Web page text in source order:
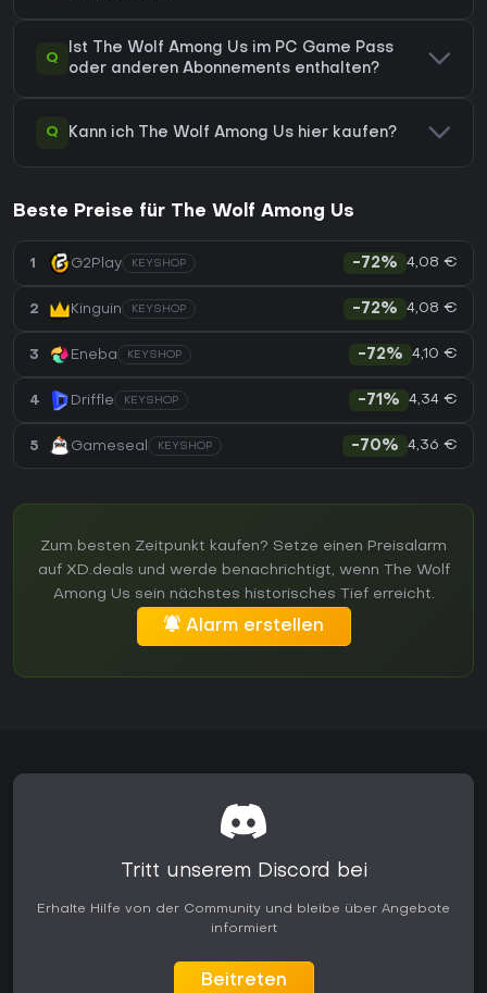
Q
Ist The Wolf Among Us im PC Game Pass
oder anderen Abonnements enthalten?
Q Kann ich The Wolf Among Us hier kaufen?
Beste Preise für The Wolf Among Us
1 G2Play KEYSHOP -72% 4,08 €
2 Kinguin KEYSHOP -72% 4,08 €
3 Eneba KEYSHOP -72% 4,10 €
4 Driffle KEYSHOP -71% 4,34 €
5 Gameseal KEYSHOP -70% 4,36 €
Zum besten Zeitpunkt kaufen? Setze einen Preisalarm
auf XD.deals und werde benachrichtigt, wenn The Wolf
Among Us sein nächstes historisches Tief erreicht.
Alarm erstellen
Tritt unserem Discord bei
Erhalte Hilfe von der Community und bleibe über Angebote
informiert
Beitreten